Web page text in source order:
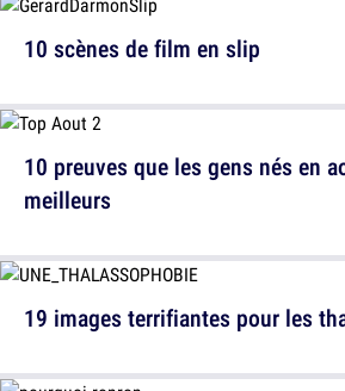
10 preuves que les gens nés en
meilleurs
10 scènes de film en slip
19 images terrifiantes pour les